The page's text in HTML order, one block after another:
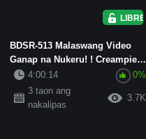
LIBRE
BDSR-513 Malaswang Video
Ganap na Nukeru! ! Creampie
SEX sa isang makukulit na
bab...
4:00:14
0%
3 taon ang
nakalipas
3.7K